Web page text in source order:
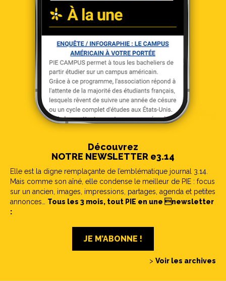
Découvrez
NOTRE NEWSLETTER e3.14
Elle est la digne remplaçante de l’emblématique journal 3.14.
Mais comme son aîné, elle condense le meilleur de PIE : focus
sur un ancien, images, impressions, partages, agenda et petites
annonces… Tous les 3 mois, tout PIE en une newsletter
:
JE M’ABONNE !
> Voir les archives